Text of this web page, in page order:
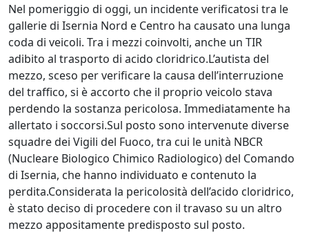
Nel pomeriggio di oggi, un incidente verificatosi tra le
gallerie di Isernia Nord e Centro ha causato una lunga
coda di veicoli. Tra i mezzi coinvolti, anche un TIR
adibito al trasporto di acido cloridrico.L’autista del
mezzo, sceso per verificare la causa dell’interruzione
del traffico, si è accorto che il proprio veicolo stava
perdendo la sostanza pericolosa. Immediatamente ha
allertato i soccorsi.Sul posto sono intervenute diverse
squadre dei Vigili del Fuoco, tra cui le unità NBCR
(Nucleare Biologico Chimico Radiologico) del Comando
di Isernia, che hanno individuato e contenuto la
perdita.Considerata la pericolosità dell’acido cloridrico,
è stato deciso di procedere con il travaso su un altro
mezzo appositamente predisposto sul posto.